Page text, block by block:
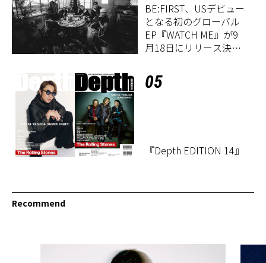
BE:FIRST、USデビュー
となる初のグローバル
EP『WATCH ME』が9
月18日にリリース決
05
『Depth EDITION 14』
Recommend